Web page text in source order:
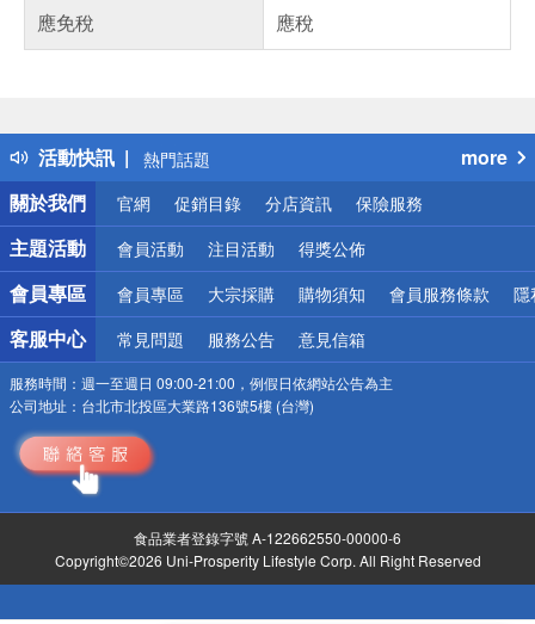
應免稅
應稅
活動快訊
得獎公告
熱門話題
銀行優惠
偏遠地區配送
詐騙網頁！請小心！
more
關於我們
官網 促銷目錄 分店資訊 保險服務
主題活動 會員活動 注目活動 得獎公佈
會員專區 會員專區 大宗採購 購物須知 會員服務條款 隱
客服中心 常見問題 服務公告 意見信箱
服務時間： 週一至週日 09:00-21:00，例假日依網站公告為主
公司地址： 台北市北投區大業路136號5樓 (台灣)
食品業者登錄字號 A-122662550-00000-6
Copyright©2026 Uni-Prosperity Lifestyle Corp. All Right Reserved